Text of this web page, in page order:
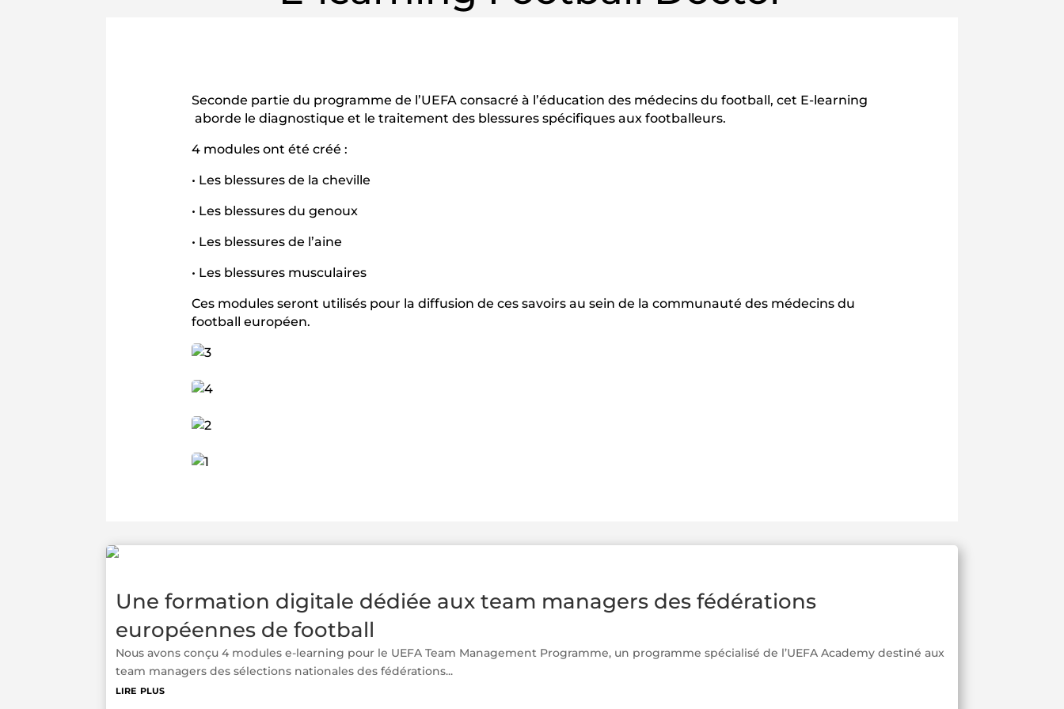
Seconde partie du programme de l’UEFA consacré à l’éducation des médecins du football, cet E-learning
aborde le diagnostique et le traitement des blessures spécifiques aux footballeurs.
4 modules ont été créé :
• Les blessures de la cheville
• Les blessures du genoux
• Les blessures de l’aine
• Les blessures musculaires
Ces modules seront utilisés pour la diffusion de ces savoirs au sein de la communauté des médecins du
football européen.
Une formation digitale dédiée aux team managers des fédérations
européennes de football
Nous avons conçu 4 modules e-learning pour le UEFA Team Management Programme, un programme spécialisé de l’UEFA Academy destiné aux
team managers des sélections nationales des fédérations...
lire plus